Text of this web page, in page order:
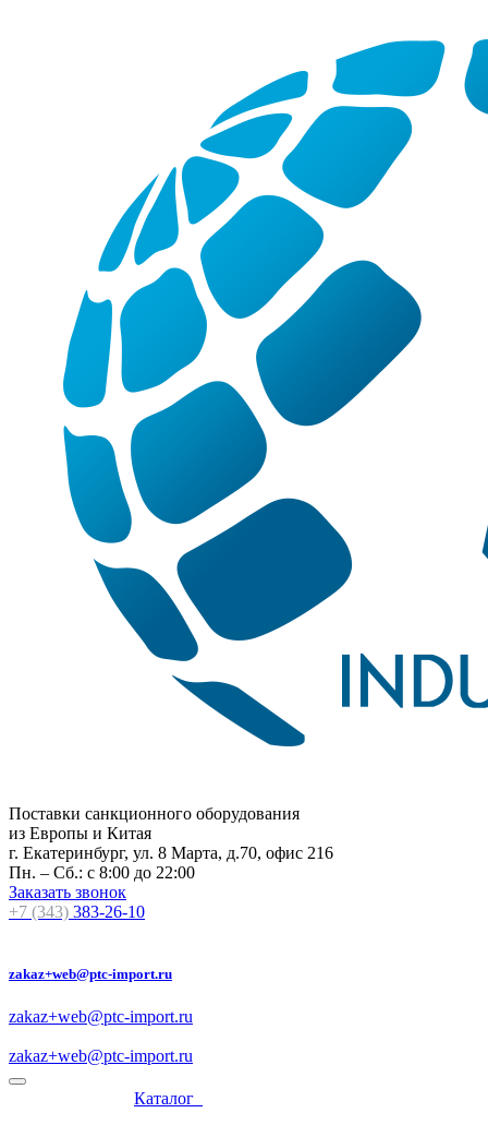
Поставки санкционного оборудования
из Европы и Китая
г. Екатеринбург, ул. 8 Марта, д.70, офис 216
Пн. – Сб.: с 8:00 до 22:00
Заказать звонок
+7 (343) 383-26-10
zakaz+web@ptc-import.ru
zakaz+web@ptc-import.ru
zakaz+web@ptc-import.ru
Каталог